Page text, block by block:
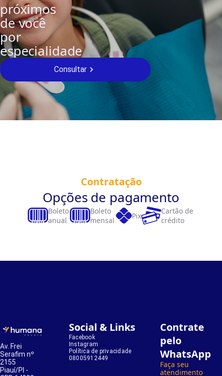
próximos
de você
por
especialidade
Consultar
Contratação
Opções de pagamento
Boleto
anual
Boleto
mensal
Pix
Cartão de
crédito
Av. Frei
Serafim nº
2155
Piauí/PI -
Social & Links
Facebook
Instagram
Política de privacidade
08005912449
Contrate
pelo
WhatsApp
Faça seu
atendimento